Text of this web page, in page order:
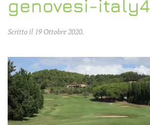
genovesi-
Scritto il 19 Ottobre 2020.